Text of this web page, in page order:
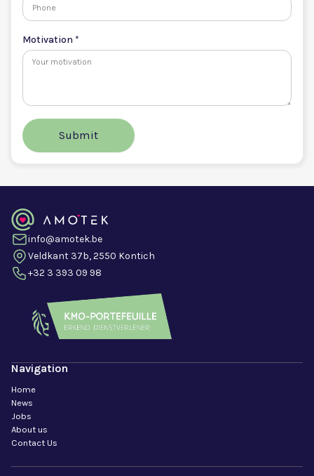
Motivation *
info@amotek.be
Veldkant 37b, 2550 Kontich
+32 3 393 09 98
Navigation
Home
News
Jobs
About us
Contact Us